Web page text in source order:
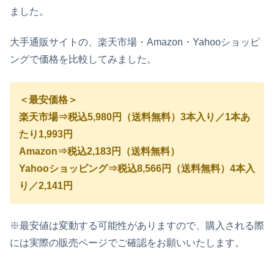
ました。
大手通販サイトの、楽天市場・Amazon・Yahooショッピ
ングで価格を比較してみました。
＜最安価格＞
楽天市場⇒税込5,980円（送料無料）3本入り／1本あ
たり1,993円
Amazon⇒税込2,183円（送料無料）
Yahooショッピング⇒税込8,566円（送料無料）4本入
り／2,141円
※最安値は変動する可能性がありますので、購入される際
には実際の販売ページでご確認をお願いいたします。